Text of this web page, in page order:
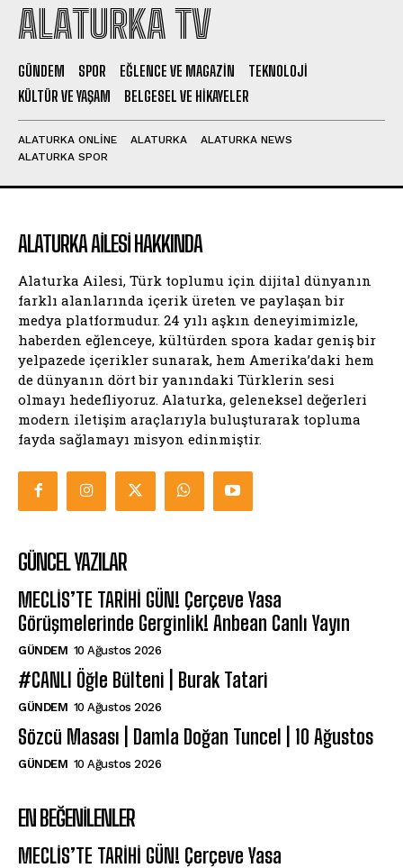
ALATURKA TV
GÜNDEM SPOR EĞLENCE VE MAGAZIN
TEKNOLOJI
KÜLTÜR VE YAŞAM
BELGESEL VE HIKAYELER
ALATURKA ONLINE ALATURKA
ALATURKA NEWS
ALATURKA SPOR
ALATURKA AILESI HAKKINDA
Alaturka Ailesi, Türk toplumu için dijital dünyanın
farklı alanlarında içerik üreten ve paylaşan bir
medya platformudur. 24 yılı aşkın deneyimimizle,
haberden eğlenceye, kültürden spora kadar geniş bir
yelpazede içerikler sunarak, hem Amerika’daki hem
de dünyanın dört bir yanındaki Türklerin sesi
olmayı hedefliyoruz. Alaturka, geleneksel değerleri
modern iletişim araçlarıyla buluşturarak topluma
fayda sağlamayı misyon edinmiştir.
GÜNCEL YAZILAR
MECLİS’TE TARİHİ GÜN! Çerçeve Yasa
Görüşmelerinde Gerginlik! Anbean Canlı Yayın
GÜNDEM 10 Ağustos 2026
#CANLI Öğle Bülteni | Burak Tatari
GÜNDEM 10 Ağustos 2026
Sözcü Masası | Damla Doğan Tuncel | 10 Ağustos
GÜNDEM 10 Ağustos 2026
EN BEĞENILENLER
MECLİS’TE TARİHİ GÜN! Çerçeve Yasa